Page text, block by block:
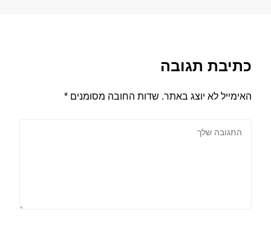
כתיבת תגובה
האימייל לא יוצג באתר. שדות החובה מסומנים *